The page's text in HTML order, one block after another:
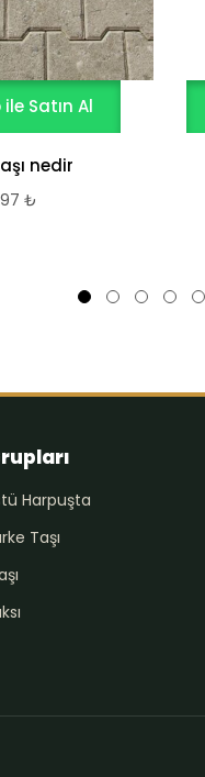
Satın Al
nedir
₺
Harpuşta
Taşı